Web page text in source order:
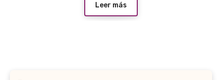
Leer más